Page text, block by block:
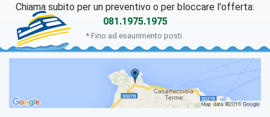
Chiama subito per un preventivo o per bloccare l'offerta:
081.1975.1975
* Fino ad esaurimento posti.